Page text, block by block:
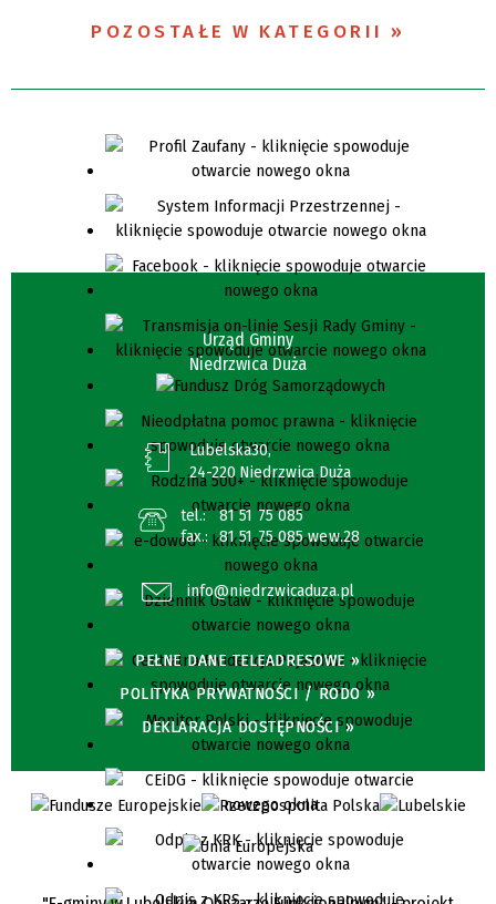
POZOSTAŁE W KATEGORII
Urząd Gminy
Niedrzwica Duża
Lubelska30,
24-220 Niedrzwica Duża
tel.:
81 51 75 085
fax.:
81 51 75 085 wew.28
info@niedrzwicaduza.pl
PEŁNE DANE TELEADRESOWE »
POLITYKA PRYWATNOŚCI / RODO »
DEKLARACJA DOSTĘPNOŚCI »